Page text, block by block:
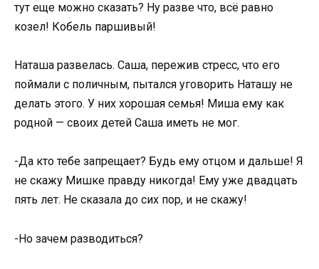
тут еще можно сказать? Ну разве что, всё равно
козел! Кобель паршивый!
Наташа развелась. Саша, пережив стресс, что его
поймали с поличным, пытался уговорить Наташу не
делать этого. У них хорошая семья! Миша ему как
родной — своих детей Саша иметь не мог.
-Да кто тебе запрещает? Будь ему отцом и дальше! Я
не скажу Мишке правду никогда! Ему уже двадцать
пять лет. Не сказала до сих пор, и не скажу!
-Но зачем разводиться?